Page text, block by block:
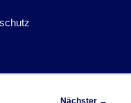
Nächster →